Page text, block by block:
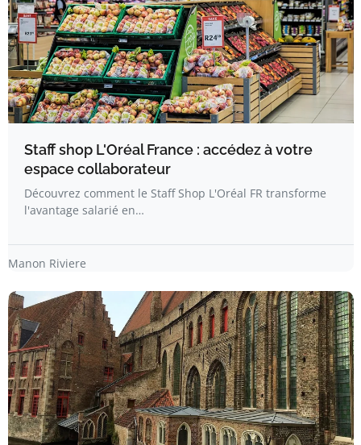
Staff shop L'Oréal France : accédez à votre
espace collaborateur
Découvrez comment le Staff Shop L'Oréal FR transforme
l'avantage salarié en…
Manon Riviere